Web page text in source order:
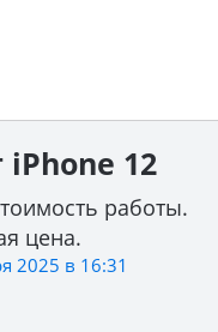
стекло
12
работы.
цена.
2025 в 16:31